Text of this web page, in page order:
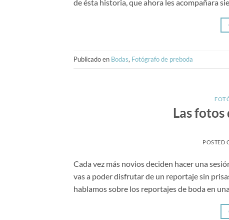
de ésta historia, que ahora les acompañara
Publicado en Bodas, Fotógrafo de preboda
Las fotos
POSTED
Cada vez más novios deciden hacer una
vas a poder disfrutar de un reportaje sin
hablamos sobre los reportajes de boda en